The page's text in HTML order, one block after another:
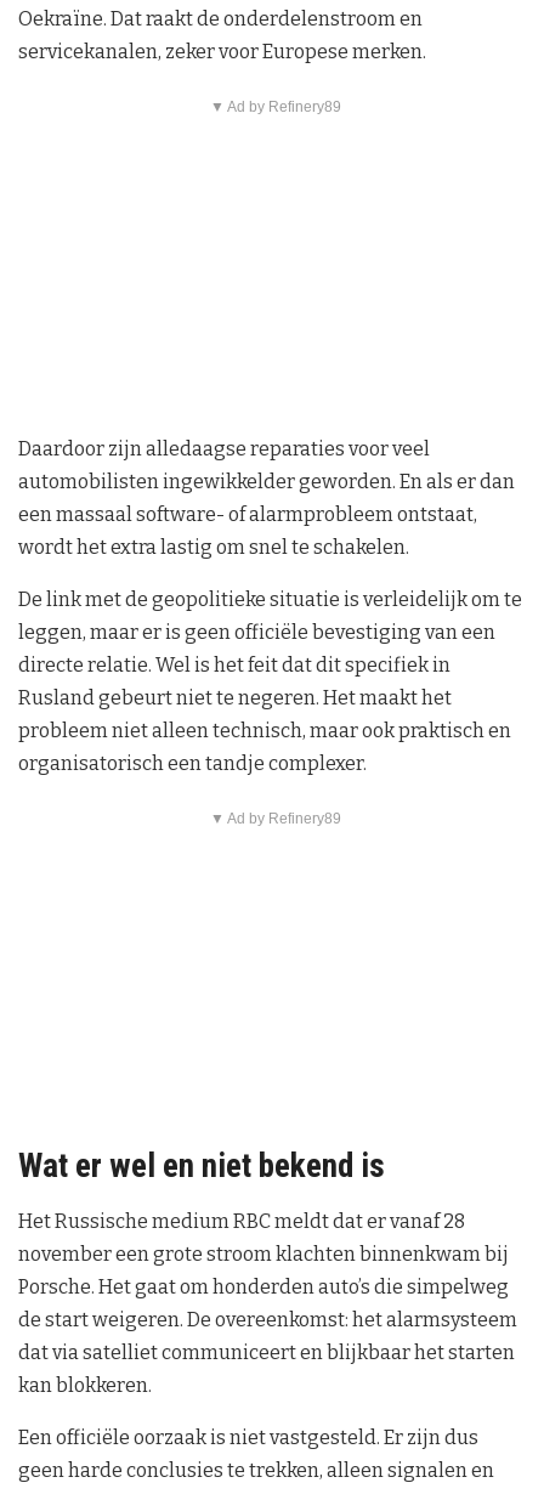
Oekraïne. Dat raakt de onderdelenstroom en
servicekanalen, zeker voor Europese merken.
▼ Ad by Refinery89
Daardoor zijn alledaagse reparaties voor veel
automobilisten ingewikkelder geworden. En als er dan
een massaal software- of alarmprobleem ontstaat,
wordt het extra lastig om snel te schakelen.
De link met de geopolitieke situatie is verleidelijk om te
leggen, maar er is geen officiële bevestiging van een
directe relatie. Wel is het feit dat dit specifiek in
Rusland gebeurt niet te negeren. Het maakt het
probleem niet alleen technisch, maar ook praktisch en
organisatorisch een tandje complexer.
▼ Ad by Refinery89
Wat er wel en niet bekend is
Het Russische medium RBC meldt dat er vanaf 28
november een grote stroom klachten binnenkwam bij
Porsche. Het gaat om honderden auto’s die simpelweg
de start weigeren. De overeenkomst: het alarmsysteem
dat via satelliet communiceert en blijkbaar het starten
kan blokkeren.
Een officiële oorzaak is niet vastgesteld. Er zijn dus
geen harde conclusies te trekken, alleen signalen en